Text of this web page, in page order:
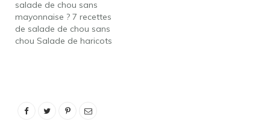
recette à sa logeuse
hollandaise. Elle a
mélangé…
salade de chou sans
mayonnaise ? 7 recettes
de salade de chou sans
chou Salade de haricots
Salade de poivrons